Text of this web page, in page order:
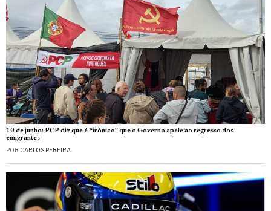
10 de junho: PCP diz que é “irónico” que o Governo apele ao regresso dos
emigrantes
POR CARLOS PEREIRA